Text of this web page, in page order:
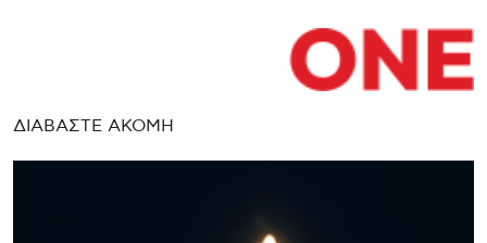
ΔΙΑΒΑΣΤΕ ΑΚΟΜΗ